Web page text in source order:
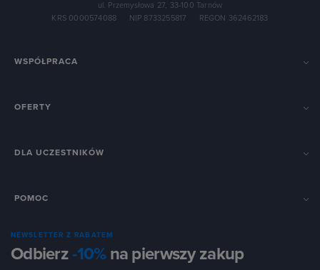
ul. Przemysłowa 27, 33-100 Tarnów
KRS 0000574088
NIP 8733255817 REGON 362462183
WSPÓŁPRACA
OFERTY
DLA UCZESTNIKÓW
POMOC
NEWSLETTER Z RABATEM
Odbierz-10%na pierwszy zakup